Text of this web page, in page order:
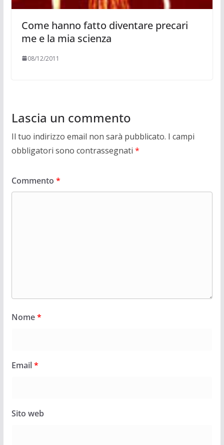
Come hanno fatto diventare precari
me e la mia scienza
08/12/2011
Lascia un commento
Il tuo indirizzo email non sarà pubblicato. I campi
obbligatori sono contrassegnati *
Commento *
Nome*
Email*
Sito web